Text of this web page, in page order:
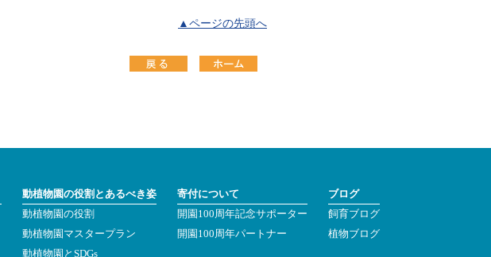
▲ページの先頭へ
動植物園の役割とあるべき姿
動植物園の役割
動植物園マスタープラン
動植物園とSDGs
寄付について
開園100周年記念サポーター
開園100周年パートナー
ブログ
飼育ブログ
植物ブログ